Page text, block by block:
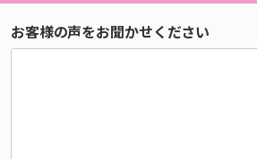
お客様の声をお聞かせください